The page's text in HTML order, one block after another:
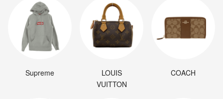
初期設定？
iPhone自体の初期化は完了ですよね？
iPhone部品 - 3年以上前
初期設定ができない状態ですね。
一度社外で画面交換をしています。
Supreme
LOUIS
VUITTON
COACH